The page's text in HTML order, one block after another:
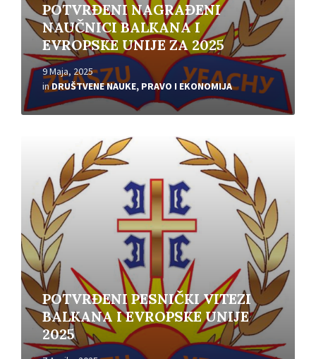
POTVRĐENI NAGRAĐENI
NAUČNICI BALKANA I
EVROPSKE UNIJE ZA 2025
9 Maja, 2025
inDRUŠTVENE NAUKE, PRAVO I EKONOMIJA
POTVRĐENI PESNIČKI VITEZI
BALKANA I EVROPSKE UNIJE
2025